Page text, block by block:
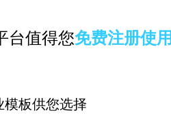
台值得您免费注册使用
模板供您选择